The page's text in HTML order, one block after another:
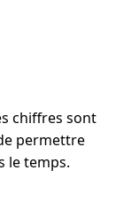
chiffres sont
permettre
le temps.